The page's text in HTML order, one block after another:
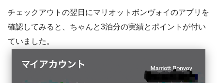
チェックアウトの翌日にマリオットボンヴォイのアプリを
確認してみると、ちゃんと3泊分の実績とポイントが付い
ていました。